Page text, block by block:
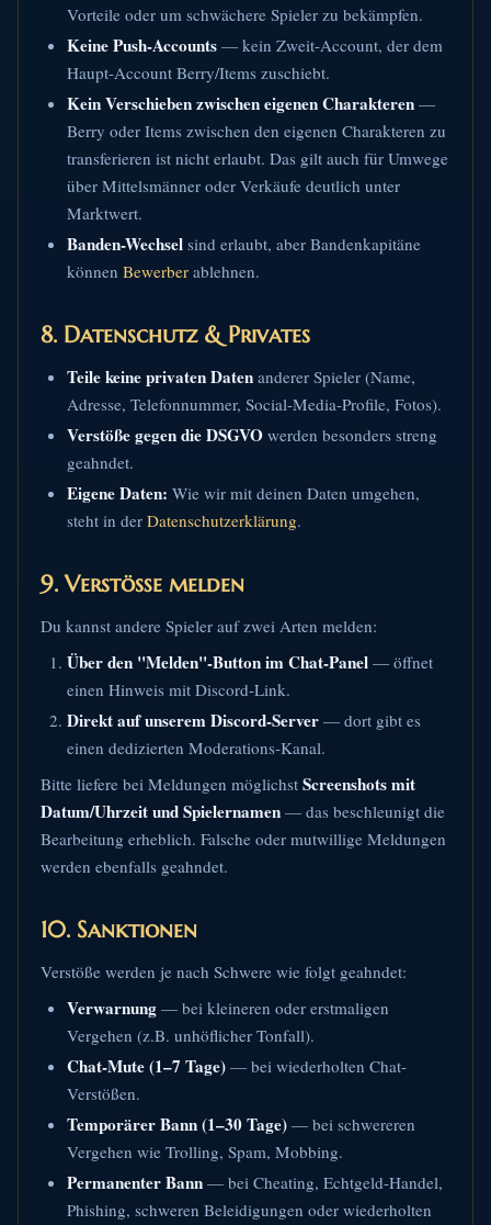
Vorteile oder um schwächere Spieler zu bekämpfen.
Keine Push-Accounts — kein Zweit-Account, der dem
Haupt-Account Berry/Items zuschiebt.
Kein Verschieben zwischen eigenen Charakteren —
Berry oder Items zwischen den eigenen Charakteren zu
transferieren ist nicht erlaubt. Das gilt auch für Umwege
über Mittelsmänner oder Verkäufe deutlich unter
Marktwert.
Banden-Wechsel sind erlaubt, aber Bandenkapitäne
können Bewerber ablehnen.
8. Datenschutz & Privates
Teile keine privaten Daten anderer Spieler (Name,
Adresse, Telefonnummer, Social-Media-Profile, Fotos).
Verstöße gegen die DSGVO werden besonders streng
geahndet.
Eigene Daten: Wie wir mit deinen Daten umgehen,
steht in der Datenschutzerklärung.
9. Verstöße melden
Du kannst andere Spieler auf zwei Arten melden:
Über den "Melden"-Button im Chat-Panel — öffnet
einen Hinweis mit Discord-Link.
Direkt auf unserem Discord-Server — dort gibt es
einen dedizierten Moderations-Kanal.
Bitte liefere bei Meldungen möglichst Screenshots mit
Datum/Uhrzeit und Spielernamen — das beschleunigt die
Bearbeitung erheblich. Falsche oder mutwillige Meldungen
werden ebenfalls geahndet.
10. Sanktionen
Verstöße werden je nach Schwere wie folgt geahndet:
Verwarnung — bei kleineren oder erstmaligen
Vergehen (z.B. unhöflicher Tonfall).
Chat-Mute (1–7 Tage) — bei wiederholten Chat-
Verstößen.
Temporärer Bann (1–30 Tage) — bei schwereren
Vergehen wie Trolling, Spam, Mobbing.
Permanenter Bann — bei Cheating, Echtgeld-Handel,
Phishing, schweren Beleidigungen oder wiederholten